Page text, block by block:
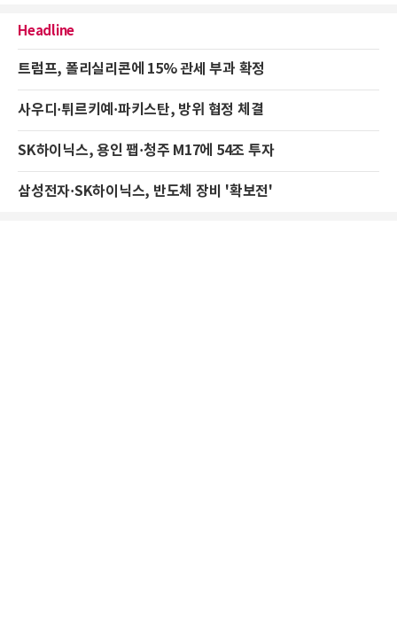
Headline
트럼프, 폴리실리콘에 15% 관세 부과 확정
사우디·튀르키예·파키스탄, 방위 협정 체결
SK하이닉스, 용인 팹·청주 M17에 54조 투자
삼성전자·SK하이닉스, 반도체 장비 '확보전'